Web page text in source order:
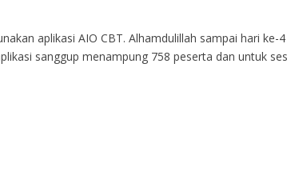
aplikasi AIO CBT. Alhamdulillah sampai hari ke-4
sanggup menampung 758 peserta dan untuk